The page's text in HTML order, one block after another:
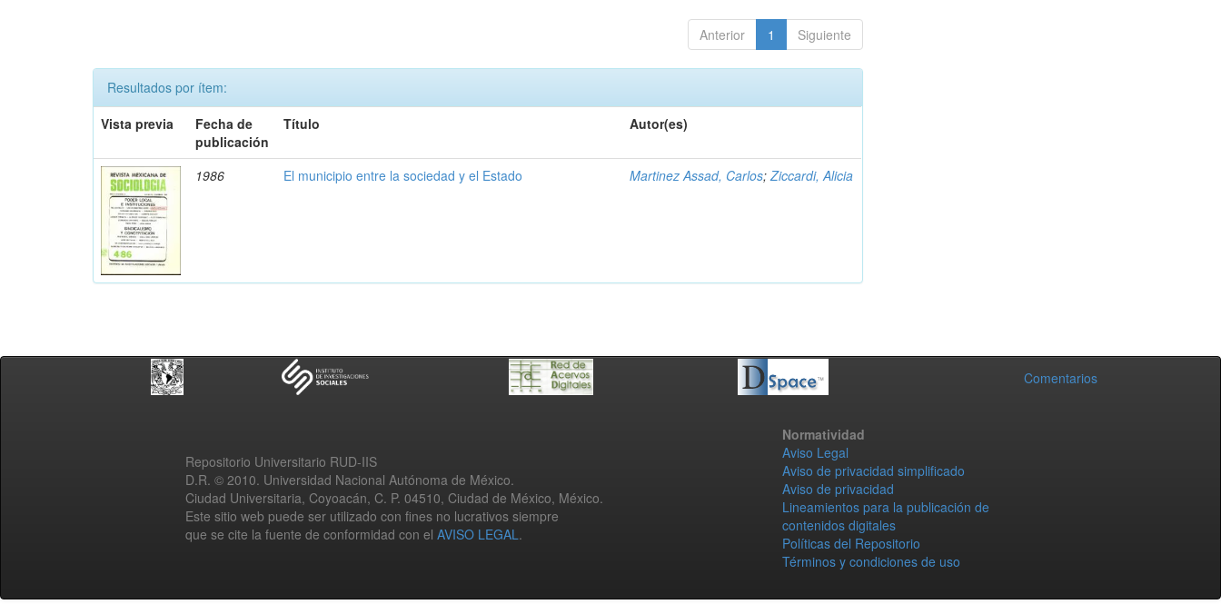
Anterior 1 Siguiente
Resultados por ítem:
Vista previa
Fecha de
publicación
Título Autor(es)
1986 El municipio entre la sociedad y el Estado Martinez Assad, Carlos;Ziccardi, Alicia
Comentarios
Repositorio Universitario RUD-IIS
D.R. © 2010. Universidad Nacional Autónoma de México.
Ciudad Universitaria, Coyoacán, C. P. 04510, Ciudad de México, México.
Este sitio web puede ser utilizado con fines no lucrativos siempre
que se cite la fuente de conformidad con el AVISO LEGAL.
Normatividad
Aviso Legal
Aviso de privacidad simplificado
Aviso de privacidad
Lineamientos para la publicación de
contenidos digitales
Políticas del Repositorio
Términos y condiciones de uso